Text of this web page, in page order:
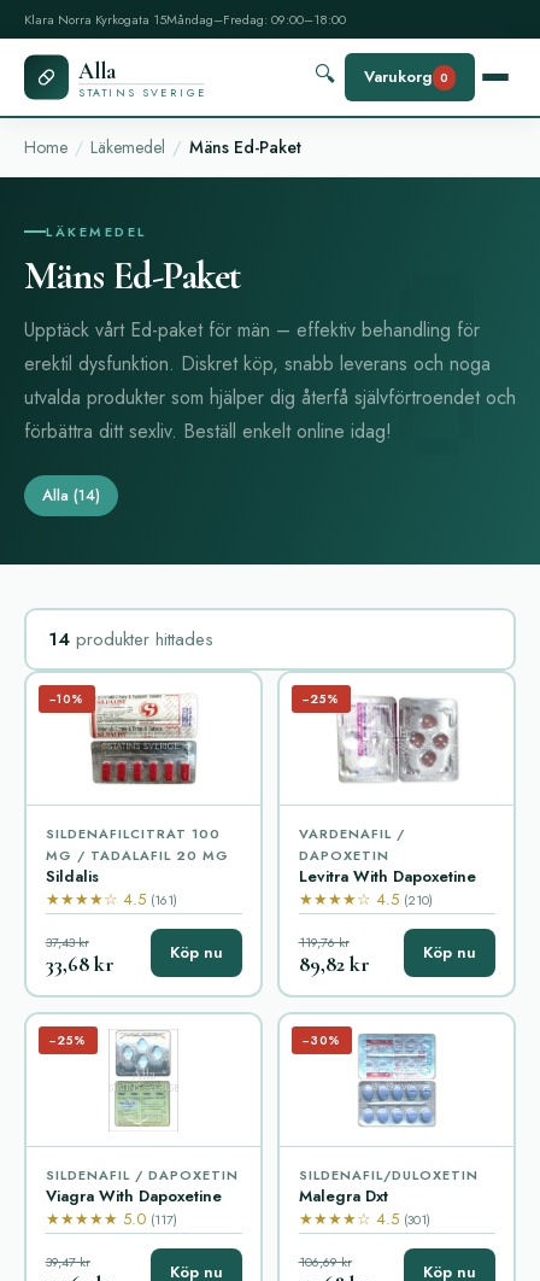
Klara Norra Kyrkogata 15Måndag–Fredag: 09:00–18:00
Alla
STATINS SVERIGE
🔍 Varukorg 0
Home Läkemedel Mäns Ed-Paket
LÄKEMEDEL
Mäns Ed-Paket
Upptäck vårt Ed-paket för män – effektiv behandling för
erektil dysfunktion. Diskret köp, snabb leverans och noga
utvalda produkter som hjälper dig återfå självförtroendet och
förbättra ditt sexliv. Beställ enkelt online idag!
Alla (14)
14 produkter hittades
−10%
SILDENAFILCITRAT 100
MG / TADALAFIL 20 MG
Sildalis
★★★★☆ 4.5 (161)
37,43 kr
33,68 kr Köp nu
−25%
VARDENAFIL /
DAPOXETIN
Levitra With Dapoxetine
★★★★☆ 4.5 (210)
119,76 kr
89,82 kr Köp nu
−25%
SILDENAFIL / DAPOXETIN
Viagra With Dapoxetine
★★★★★ 5.0 (117)
39,47 kr Köp nu
−30%
SILDENAFIL/DULOXETIN
Malegra Dxt
★★★★☆ 4.5 (301)
106,69 kr Köp nu